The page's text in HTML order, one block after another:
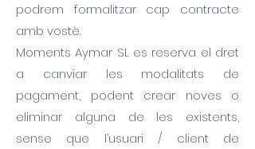
podrem formalitzar cap contracte
amb vostè.
Moments Aymar SL es reserva el dret
a canviar les modalitats de
pagament, podent crear noves o
eliminar alguna de les existents,
sense que l’usuari / client de